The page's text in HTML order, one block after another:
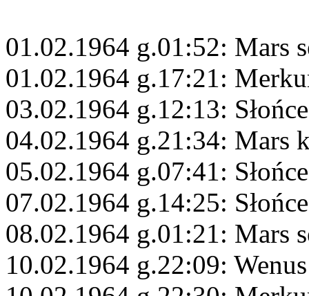
01.02.1964 g.01:52: Mars
01.02.1964 g.17:21:
03.02.1964 g.12:13:
04.02.1964 g.21:34: Mars
05.02.1964 g.07:41:
07.02.1964 g.14:25:
08.02.1964 g.01:21: Mars
10.02.1964 g.22:09: